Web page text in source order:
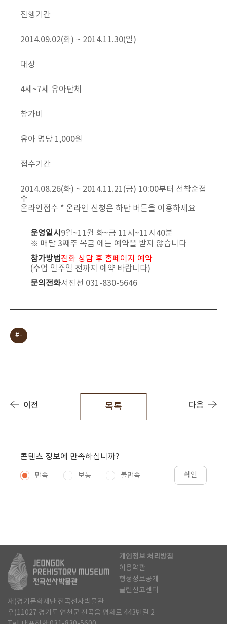
진행기간
2014.09.02(화) ~ 2014.11.30(일)
대상
4세~7세 유아단체
참가비
유아 명당 1,000원
접수기간
2014.08.26(화) ~ 2014.11.21(금) 10:00부터 선착순접
수
온라인접수 * 온라인 신청은 하단 버튼을 이용하세요
운영일시 9월~11월 화~금 11시~11시40분
※ 매달 3째주 목금 에는 예약을 받지 않습니다
참가방법 전화 상담 후 홈페이지 예약
(수업 일주일 전까지 예약 바랍니다)
문의전화서진선 031-830-5646
#-
이전 목록 다음
콘텐츠 정보에 만족하십니까?
만족 보통 불만족 확인
개인정보 처리방침
이용약관
행정정보공개
클린신고센터
재)경기문화재단 전곡선사박물관
우)11027 경기도 연천군 전곡읍 평화로 443번길 2